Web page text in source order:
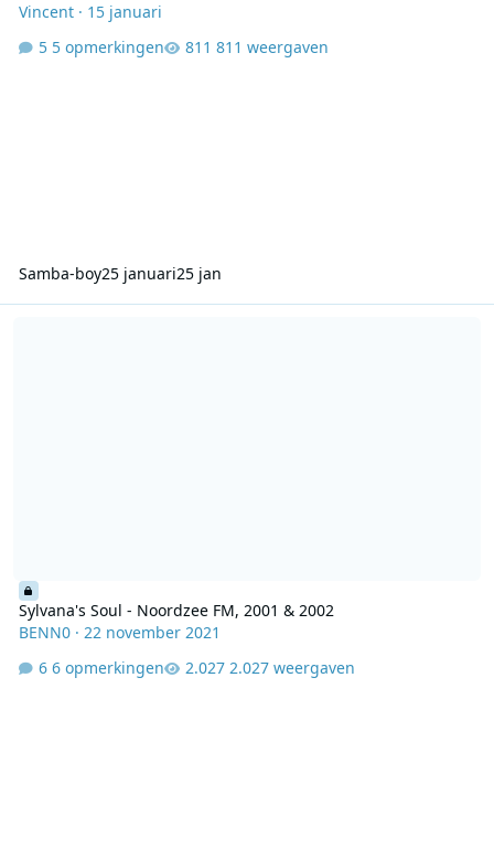
Vincent· 15 januari
5 opmerkingen
811 weergaven
Samba-boy25 januari25 jan
Sylvana's Soul - Noordzee FM, 2001 & 2002
BENN0· 22 november 2021
6 opmerkingen
2.027 weergaven